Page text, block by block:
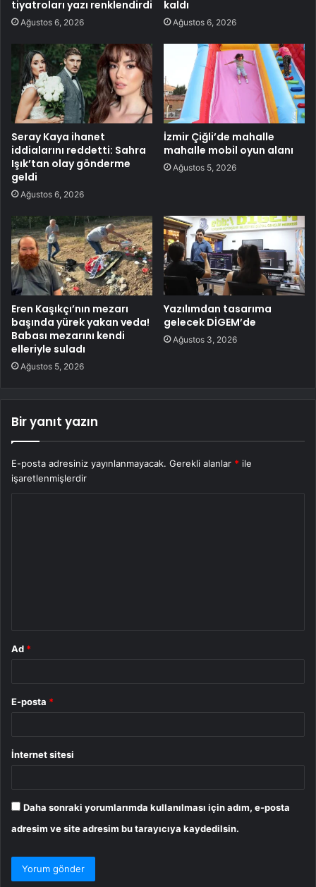
tiyatroları yazı renklendirdi
Ağustos 6, 2026
kaldı
Ağustos 6, 2026
Seray Kaya ihanet
iddialarını reddetti: Sahra
Işık’tan olay gönderme
geldi
Ağustos 6, 2026
İzmir Çiğli’de mahalle
mahalle mobil oyun alanı
Ağustos 5, 2026
Eren Kaşıkçı’nın mezarı
başında yürek yakan veda!
Babası mezarını kendi
elleriyle suladı
Ağustos 5, 2026
Yazılımdan tasarıma
gelecek DİGEM’de
Ağustos 3, 2026
Bir yanıt yazın
E-posta adresiniz yayınlanmayacak. Gerekli alanlar * ile
işaretlenmişlerdir
Ad *
E-posta *
İnternet sitesi
Daha sonraki yorumlarımda kullanılması için adım, e-posta
adresim ve site adresim bu tarayıcıya kaydedilsin.